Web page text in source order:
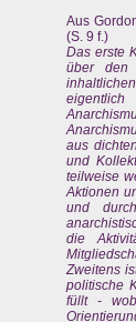
Aus
(S. 9 f.)
Das erste
über den
aus
und
teilweise
Aktionen
und
die
Zweitens
politische
füllt -